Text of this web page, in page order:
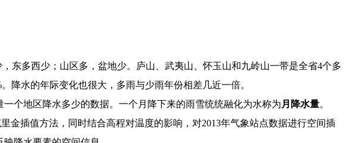
东多西少；山区多，盆地少。庐山、武夷山、怀玉山和九岭山一带是全省4个多
降水的年际变化也很大，多雨与少雨年份相差几近一倍。
个地区降水多少的数据。 一个月降下来的雨雪统统融化为水称为 月降水量。
金插值方法，同时结合高程对温度的影响，对2013年气象站点数据进行空间插